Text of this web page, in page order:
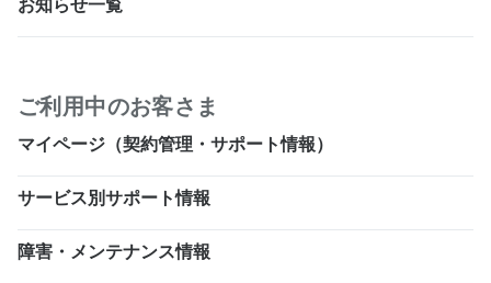
お知らせ一覧
ご利用中のお客さま
マイページ（契約管理・サポート情報）
サービス別サポート情報
障害・メンテナンス情報